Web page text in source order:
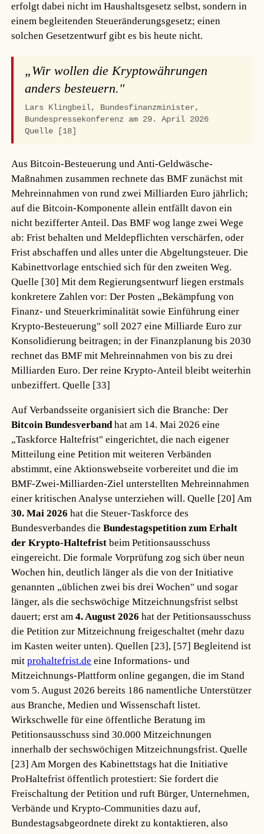
erfolgt dabei nicht im Haushaltsgesetz selbst, sondern in
einem begleitenden Steueränderungsgesetz; einen
solchen Gesetzentwurf gibt es bis heute nicht.
„Wir wollen die Kryptowährungen
anders besteuern."
Lars Klingbeil, Bundesfinanzminister,
Bundespressekonferenz am 29. April 2026
Quelle [18]
Aus Bitcoin-Besteuerung und Anti-Geldwäsche-
Maßnahmen zusammen rechnete das BMF zunächst mit
Mehreinnahmen von rund zwei Milliarden Euro jährlich;
auf die Bitcoin-Komponente allein entfällt davon ein
nicht bezifferter Anteil. Das BMF wog lange zwei Wege
ab: Frist behalten und Meldepflichten verschärfen, oder
Frist abschaffen und alles unter die Abgeltungsteuer. Die
Kabinettvorlage entschied sich für den zweiten Weg.
Quelle [30] Mit dem Regierungsentwurf liegen erstmals
konkretere Zahlen vor: Der Posten „Bekämpfung von
Finanz- und Steuerkriminalität sowie Einführung einer
Krypto-Besteuerung" soll 2027 eine Milliarde Euro zur
Konsolidierung beitragen; in der Finanzplanung bis 2030
rechnet das BMF mit Mehreinnahmen von bis zu drei
Milliarden Euro. Der reine Krypto-Anteil bleibt weiterhin
unbeziffert.Quelle [33]
Auf Verbandsseite organisiert sich die Branche: Der
Bitcoin Bundesverbandhat am 14. Mai 2026 eine
„Taskforce Haltefrist" eingerichtet, die nach eigener
Mitteilung eine Petition mit weiteren Verbänden
abstimmt, eine Aktionswebseite vorbereitet und die im
BMF-Zwei-Milliarden-Ziel unterstellten Mehreinnahmen
einer kritischen Analyse unterziehen will.Quelle [20] Am
30. Mai 2026 hat die Steuer-Taskforce des
Bundesverbandes dieBundestagspetition zum Erhalt
der Krypto-Haltefrist beim Petitionsausschuss
eingereicht. Die formale Vorprüfung zog sich über neun
Wochen hin, deutlich länger als die von der Initiative
genannten „üblichen zwei bis drei Wochen" und sogar
länger, als die sechswöchige Mitzeichnungsfrist selbst
dauert; erst am4. August 2026 hat der Petitionsausschuss
die Petition zur Mitzeichnung freigeschaltet (mehr dazu
im Kasten weiter unten).Quellen [23], [57] Begleitend ist
mitprohaltefrist.de eine Informations- und
Mitzeichnungs-Plattform online gegangen, die im Stand
vom 5. August 2026 bereits 186 namentliche Unterstützer
aus Branche, Medien und Wissenschaft listet.
Wirkschwelle für eine öffentliche Beratung im
Petitionsausschuss sind 30.000 Mitzeichnungen
innerhalb der sechswöchigen Mitzeichnungsfrist.Quelle
[23] Am Morgen des Kabinettstags hat die Initiative
ProHaltefrist öffentlich protestiert: Sie fordert die
Freischaltung der Petition und ruft Bürger, Unternehmen,
Verbände und Krypto-Communities dazu auf,
Bundestagsabgeordnete direkt zu kontaktieren, also